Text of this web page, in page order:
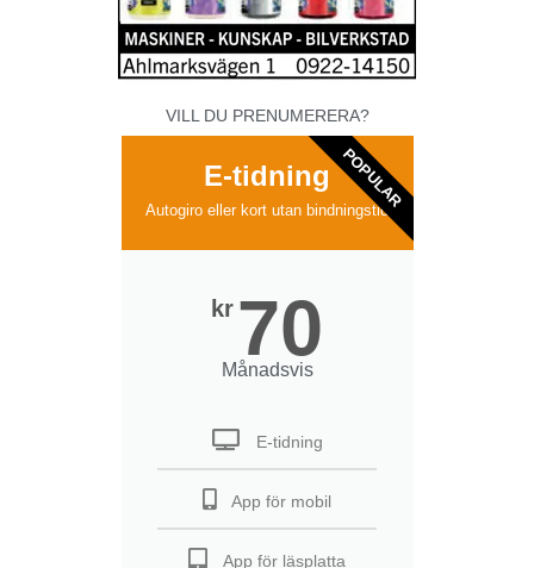
VILL DU PRENUMERERA?
E-tidning
Autogiro eller kort utan bindningstid
kr 70
Månadsvis
E-tidning
App för mobil
App för läsplatta
POPULAR